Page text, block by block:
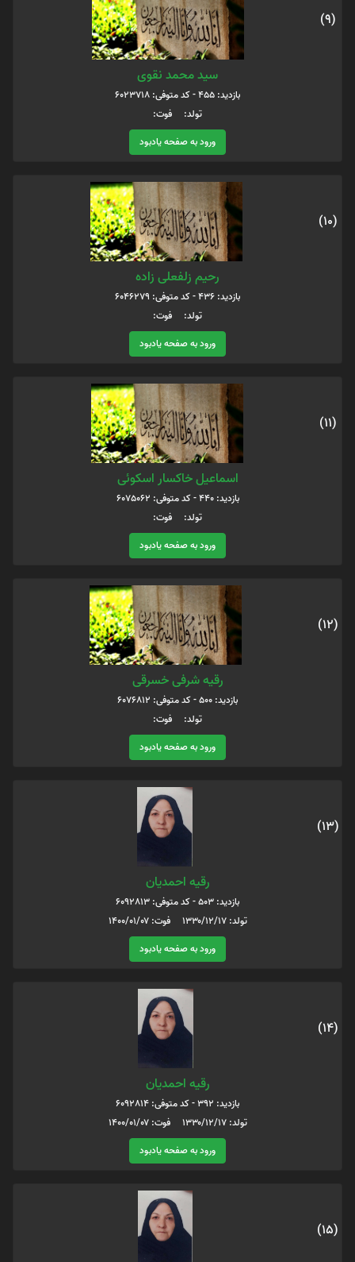
(9)
سید محمد نقوی
بازدید: 455 - کد متوفی: 6023718
تولد: فوت:
ورود به صفحه یادبود
(10)
رحیم زلفعلی زاده
بازدید: 436 - کد متوفی: 6046279
تولد: فوت:
ورود به صفحه یادبود
(11)
اسماعیل خاکسار اسکوئی
بازدید: 440 - کد متوفی: 6075062
تولد: فوت:
ورود به صفحه یادبود
(12)
رقیه شرفی خسرقی
بازدید: 500 - کد متوفی: 6076812
تولد: فوت:
ورود به صفحه یادبود
(13)
رقیه احمدیان
بازدید: 503 - کد متوفی: 6092813
تولد: ۱۳۳۰/۱۲/۱۷ فوت: ۱۴۰۰/۰۱/۰۷
ورود به صفحه یادبود
(14)
رقیه احمدیان
بازدید: 392 - کد متوفی: 6092814
تولد: ۱۳۳۰/۱۲/۱۷ فوت: ۱۴۰۰/۰۱/۰۷
ورود به صفحه یادبود
(15)